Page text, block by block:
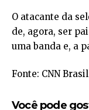
O atacante da
de, agora, ser
uma banda e, a
Fonte: CNN Brasil
Você pode